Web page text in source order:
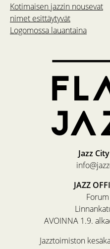
Kotimaisen jazzin nousevat
nimet esittäytyvät
Logomossa lauantaina
Jazz
JAZZ
AVOINNA 1.9.
Jazztoimiston